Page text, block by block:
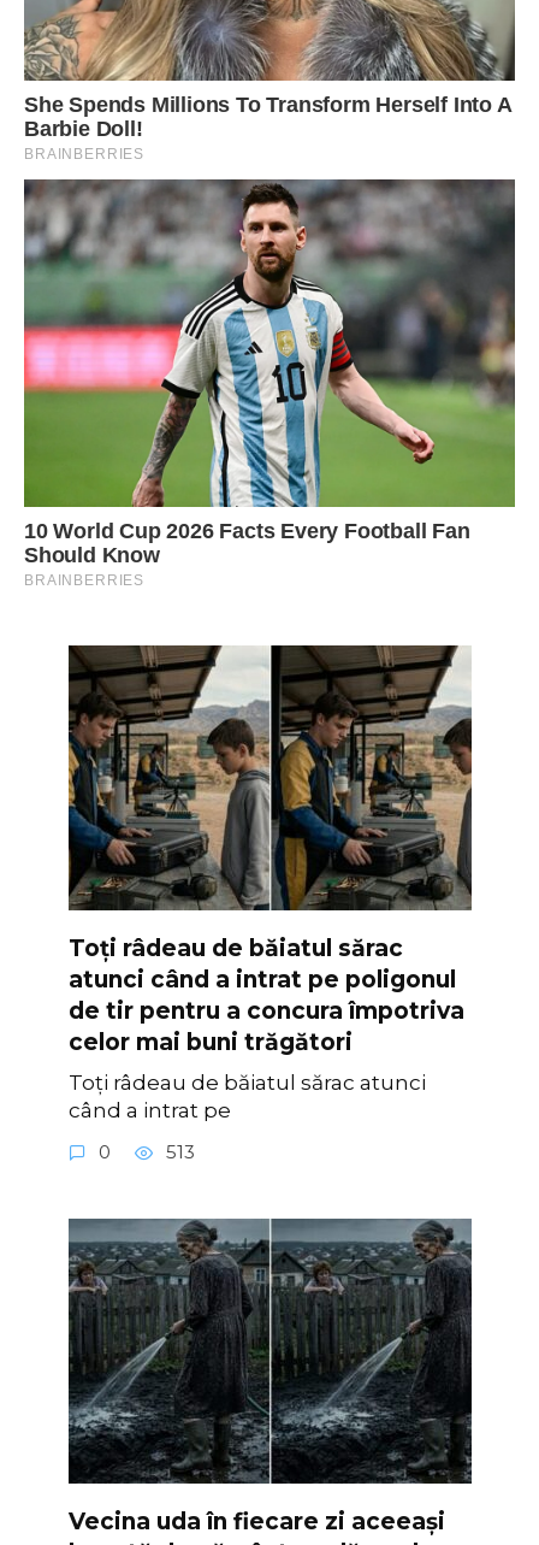
Toți râdeau de băiatul sărac
atunci când a intrat pe poligonul
de tir pentru a concura împotriva
celor mai buni trăgători
Toți râdeau de băiatul sărac atunci
când a intrat pe
0 513
Vecina uda în fiecare zi aceeași